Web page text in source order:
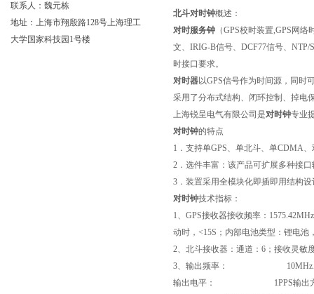
联系人：魏元栋
地址：上海市翔殷路128号上海理工
大学国家科技园1号楼
北斗对时钟概述：
对时服务钟 （GPS校时装置,GPS 网络
文、 IRIG-B信号、 DCF77信号、 NTP/
时接口要求。
对时器以GPS信号作为时间源，同时
采用了分布式结构、闭环控制、掉电
上海锐呈电气有限公司是对时钟专业
对时钟的特点
1 ．支持单GPS、单北斗、单CDMA、
2 ．选件丰富：该产品可扩展多种接
3 ．装置采用全模块化即插即用结构
对时钟技术指标：
1、 GPS接收器接收频率： 1575.42MHz
动时，<15S ；内部电池类型：锂电池
2、北斗接收器：通道： 6 ；接收灵敏
3、输出频率： 10MHz
输出电平： 1PPS输出